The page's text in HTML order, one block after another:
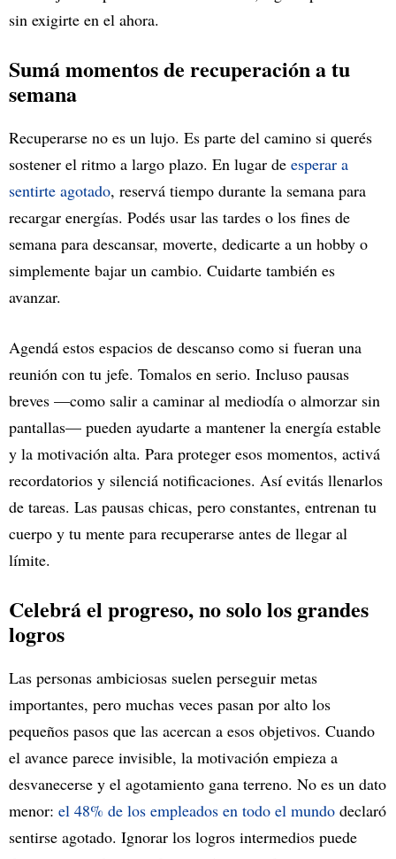
sin exigirte en el ahora.
Sumá momentos de recuperación a tu
semana
Recuperarse no es un lujo. Es parte del camino si querés
sostener el ritmo a largo plazo. En lugar de esperar a
sentirte agotado, reservá tiempo durante la semana para
recargar energías. Podés usar las tardes o los fines de
semana para descansar, moverte, dedicarte a un hobby o
simplemente bajar un cambio. Cuidarte también es
avanzar.
Agendá estos espacios de descanso como si fueran una
reunión con tu jefe. Tomalos en serio. Incluso pausas
breves —como salir a caminar al mediodía o almorzar sin
pantallas— pueden ayudarte a mantener la energía estable
y la motivación alta. Para proteger esos momentos, activá
recordatorios y silenciá notificaciones. Así evitás llenarlos
de tareas. Las pausas chicas, pero constantes, entrenan tu
cuerpo y tu mente para recuperarse antes de llegar al
límite.
Celebrá el progreso, no solo los grandes
logros
Las personas ambiciosas suelen perseguir metas
importantes, pero muchas veces pasan por alto los
pequeños pasos que las acercan a esos objetivos. Cuando
el avance parece invisible, la motivación empieza a
desvanecerse y el agotamiento gana terreno. No es un dato
menor: el 48% de los empleados en todo el mundo declaró
sentirse agotado. Ignorar los logros intermedios puede